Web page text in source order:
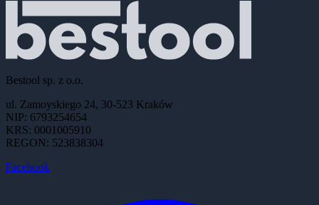
Bestool sp. z o.o.
ul. Zamoyskiego 24, 30-523 Kraków
NIP: 6793254654
KRS: 0001005910
REGON: 523838304
Facebook